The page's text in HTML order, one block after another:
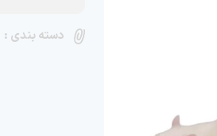
دسته بندی :